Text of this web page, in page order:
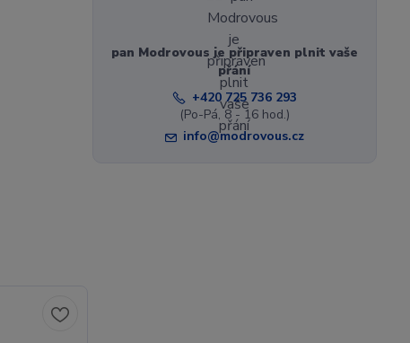
pan Modrovous je připraven plnit vaše
přání
+420 725 736 293
(Po-Pá, 8 - 16 hod.)
info@modrovous.cz